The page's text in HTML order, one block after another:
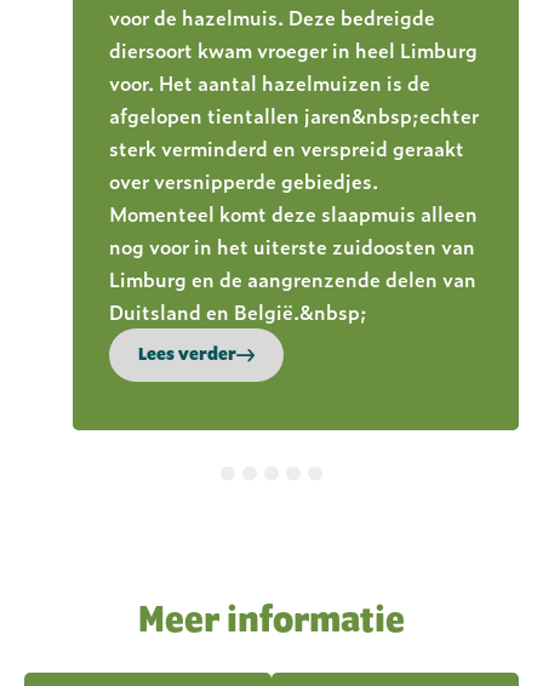
voor de hazelmuis. Deze bedreigde
diersoort kwam vroeger in heel Limburg
voor. Het aantal hazelmuizen is de
afgelopen tientallen jaren&nbsp;echter
sterk verminderd en verspreid geraakt
over versnipperde gebiedjes.
Momenteel komt deze slaapmuis alleen
nog voor in het uiterste zuidoosten van
Limburg en de aangrenzende delen van
Duitsland en België.&nbsp;
Lees verder
Meer informatie